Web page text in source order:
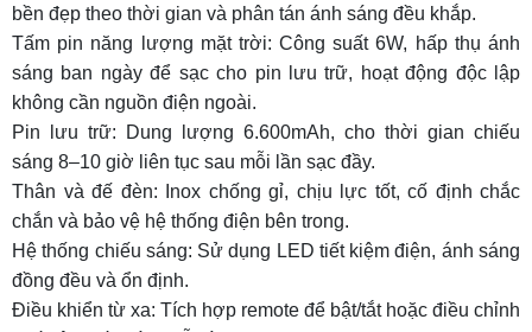
bền đẹp theo thời gian và phân tán ánh sáng đều khắp.
Tấm pin năng lượng mặt trời: Công suất 6W, hấp thụ ánh
sáng ban ngày để sạc cho pin lưu trữ, hoạt động độc lập
không cần nguồn điện ngoài.
Pin lưu trữ: Dung lượng 6.600mAh, cho thời gian chiếu
sáng 8–10 giờ liên tục sau mỗi lần sạc đầy.
Thân và đế đèn: Inox chống gỉ, chịu lực tốt, cố định chắc
chắn và bảo vệ hệ thống điện bên trong.
Hệ thống chiếu sáng: Sử dụng LED tiết kiệm điện, ánh sáng
đồng đều và ổn định.
Điều khiển từ xa: Tích hợp remote để bật/tắt hoặc điều chỉnh